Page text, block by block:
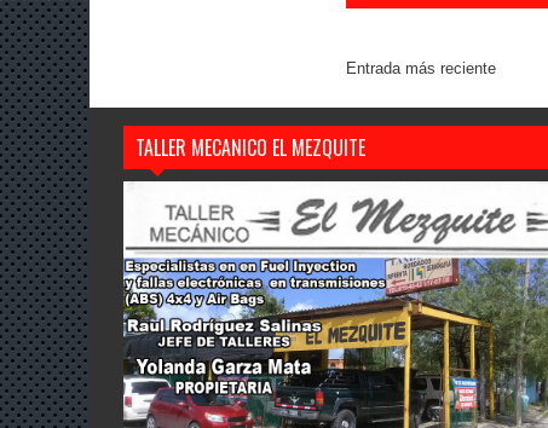
Entrada más reciente
TALLER MECANICO EL MEZQUITE